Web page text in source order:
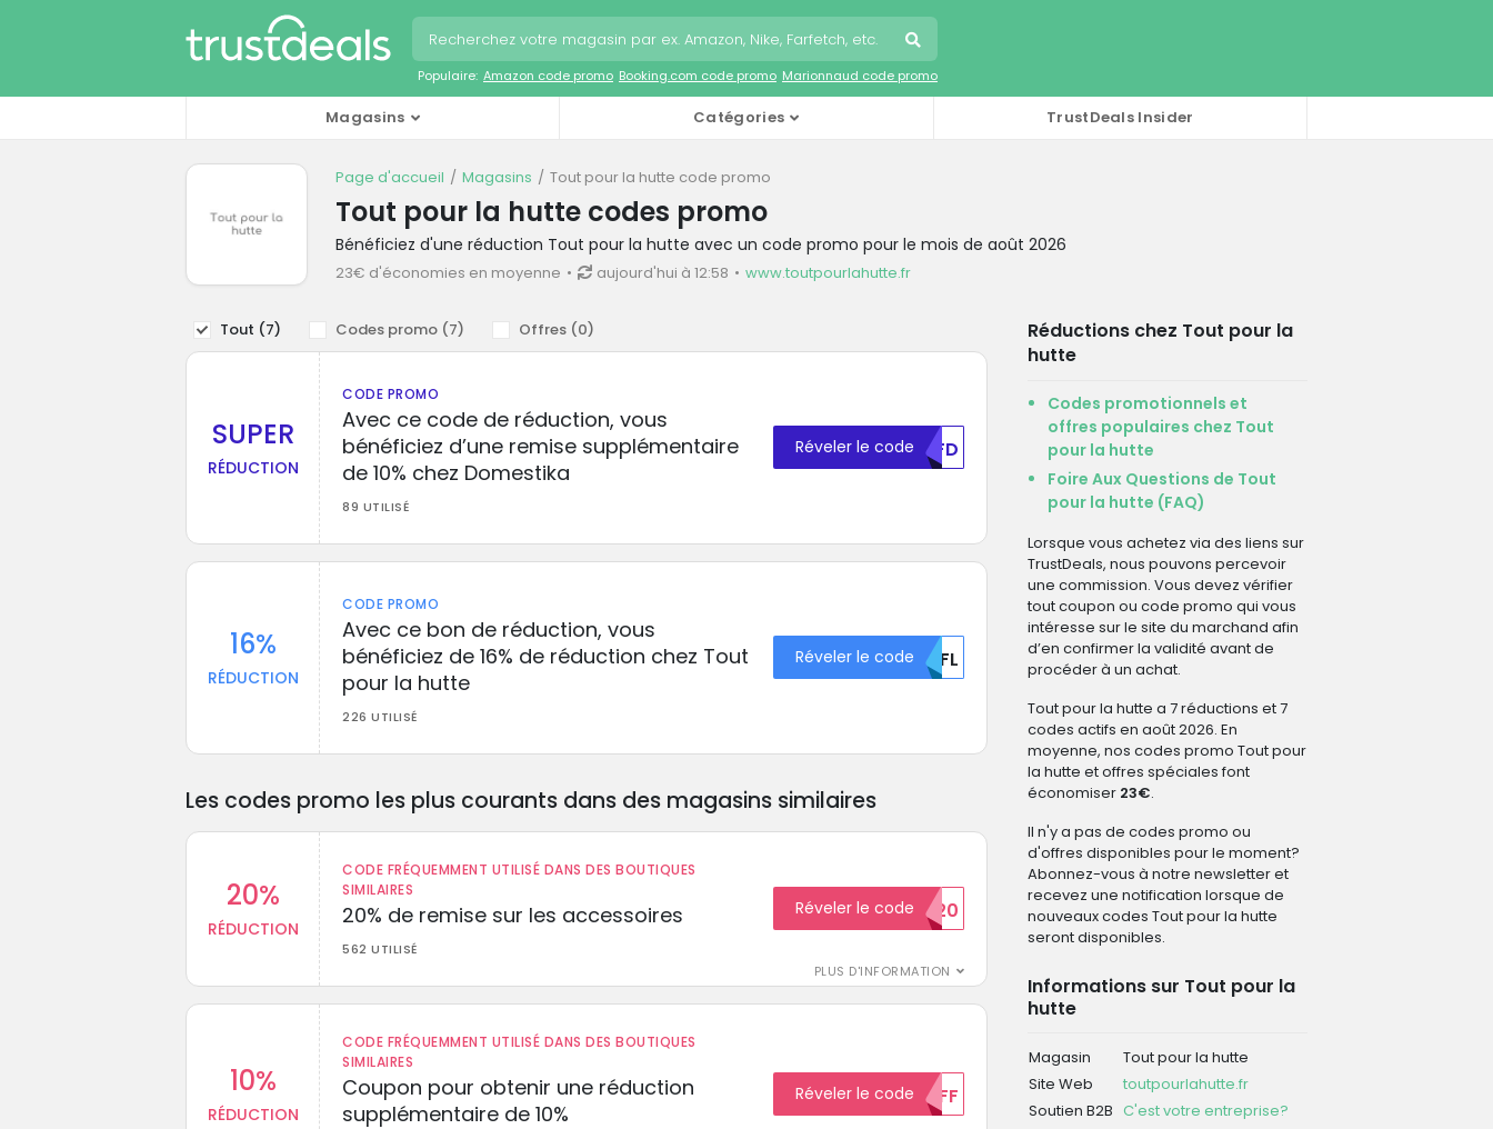
Populaire: Amazon code promo Booking.com code promo Marionnaud code promo
Magasins Catégories TrustDeals Insider
Page d'accueil Magasins Tout pour la hutte code promo
Tout pour la hutte codes promo
Bénéficiez d'une réduction Tout pour la hutte avec un code promo pour le mois de août 2026
23€ d'économies en moyenne aujourd'hui à 12:58 www.toutpourlahutte.fr
Tout (7) Codes promo (7) Offres (0)
SUPER
RÉDUCTION
CODE PROMO
Avec ce code de réduction, vous
bénéficiez d’une remise supplémentaire
de 10% chez Domestika
89 UTILISÉ
Réveler le codeOTFD
16%
RÉDUCTION
CODE PROMO
Avec ce bon de réduction, vous
bénéficiez de 16% de réduction chez Tout
pour la hutte
226 UTILISÉ
Réveler le code NJFL
Les codes promo les plus courants dans des magasins similaires
20%
RÉDUCTION
CODE FRÉQUEMMENT UTILISÉ DANS DES BOUTIQUES
SIMILAIRES
20% de remise sur les accessoires
562 UTILISÉ
PLUS D'INFORMATION
Réveler le code
BIENVENUE20
10%
RÉDUCTION
CODE FRÉQUEMMENT UTILISÉ DANS DES BOUTIQUES
SIMILAIRES
Coupon pour obtenir une réduction
supplémentaire de 10%
Réveler le code10%OFF
Réductions chez Tout pour la
hutte
Codes promotionnels et
offres populaires chez Tout
pour la hutte
Foire Aux Questions de Tout
pour la hutte (FAQ)
Lorsque vous achetez via des liens sur
TrustDeals, nous pouvons percevoir
une commission. Vous devez vérifier
tout coupon ou code promo qui vous
intéresse sur le site du marchand afin
d’en confirmer la validité avant de
procéder à un achat.
Tout pour la hutte a 7 réductions et 7
codes actifs en août 2026. En
moyenne, nos codes promo Tout pour
la hutte et offres spéciales font
économiser 23€.
Il n'y a pas de codes promo ou
d'offres disponibles pour le moment?
Abonnez-vous à notre newsletter et
recevez une notification lorsque de
nouveaux codes Tout pour la hutte
seront disponibles.
Informations sur Tout pour la
hutte
Magasin
Tout pour la hutte
Site Web
toutpourlahutte.fr
Soutien B2B C'est votre entreprise?